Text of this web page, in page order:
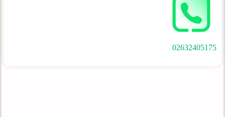
02632405175